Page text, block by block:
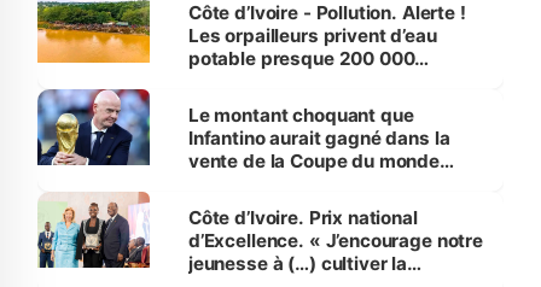
Côte d’Ivoire - Pollution. Alerte !
Les orpailleurs privent d’eau
potable presque 200 000
Le montant choquant que
Infantino aurait gagné dans la
vente de la Coupe du monde
Côte d’Ivoire. Prix national
d’Excellence. « J’encourage notre
jeunesse à (…) cultiver la